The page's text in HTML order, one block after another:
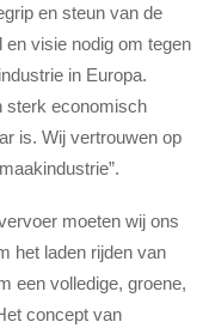
en steun van de
visie nodig om tegen
in Europa.
sterk economisch
is. Wij vertrouwen op
moeten wij ons
het laden rijden van
een volledige, groene,
concept van